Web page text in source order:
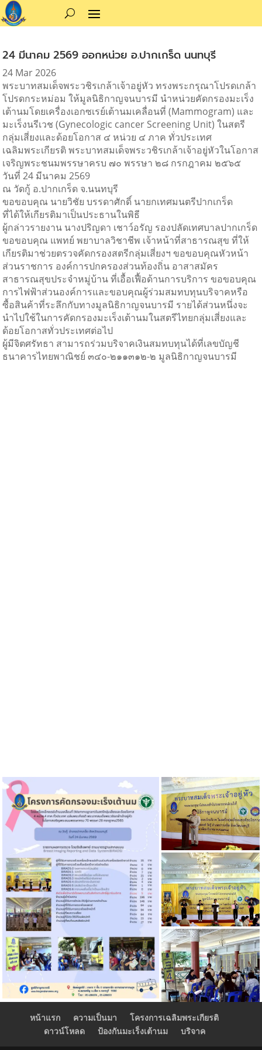
24 มีนาคม 2569 ออกหน่วย อ.ปากเกร็ด นนทบุรี
24 Mar 2026
พระบาทสมเด็จพระวชิรเกล้าเจ้าอยู่หัว ทรงพระกรุณาโปรดเกล้า
โปรดกระหม่อม ให้มูลนิธิกาญจนบารมี นำหน่วยคัดกรองมะเร็ง
เต้านมโดยเครื่องเอกซเรย์เต้านมเคลื่อนที่ (Mammogram) และ
มะเร็งนรีเวช (Gynecologic cancer Screening Unit) ในสตรี
กลุ่มเสี่ยงและด้อยโอกาส ๔ หน่วย ๔ ภาค ทั่วประเทศ
เฉลิมพระเกียรติ พระบาทสมเด็จพระวชิรเกล้าเจ้าอยู่หัวในโอกาส
เจริญพระชนมพรรษาครบ ๗๐ พรรษา ๒๘ กรกฎาคม ๒๕๖๕
วันที่ 24 มีนาคม 2569
ณ วัดกู้ อ.ปากเกร็ด จ.นนทบุรี
ขอขอบคุณ นายวิชัย บรรดาศักดิ์ นายกเทศมนตรีปากเกร็ด
ที่ได้ให้เกียรติมาเป็นประธานในพิธี
ผู้กล่าวรายงาน นางปริญดา เชาว์อรัญ รองปลัดเทศบาลปากเกร็ด
ขอขอบคุณ แพทย์ พยาบาลวิชาชีพ เจ้าหน้าที่สาธารณสุข ที่ให้
เกียรติมาช่วยตรวจคัดกรองสตรีกลุ่มเสี่ยงฯ ขอขอบคุณหัวหน้า
ส่วนราชการ องค์การปกครองส่วนท้องถิ่น อาสาสมัคร
สาธารณสุขประจำหมู่บ้าน ที่เอื้อเฟื้อด้านการบริการ ขอขอบคุณ
การไฟฟ้าส่วนองค์การและขอบคุณผู้ร่วมสมทบทุนบริจาคหรือ
ซื้อสินค้าที่ระลึกกับทางมูลนิธิกาญจนบารมี รายได้ส่วนหนึ่งจะ
นำไปใช้ในการคัดกรองมะเร็งเต้านมในสตรีไทยกลุ่มเสี่ยงและ
ด้อยโอกาสทั่วประเทศต่อไป
ผู้มีจิตศรัทธา สามารถร่วมบริจาคเงินสมทบทุนได้ที่เลขบัญชี
ธนาคารไทยพาณิชย์ ๓๔๐-๒๑๑๓๑๒-๒ มูลนิธิกาญจนบารมี
หน้าแรก ความเป็นมา
โครงการเฉลิมพระเกียรติ
ดาวน์โหลด
ป้องกันมะเร็งเต้านม บริจาค